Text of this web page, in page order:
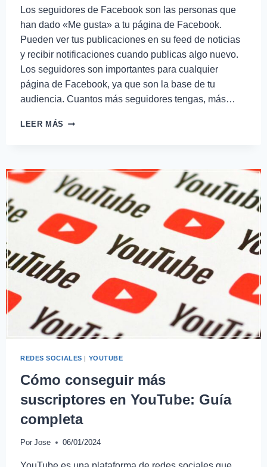
Los seguidores de Facebook son las personas que
han dado «Me gusta» a tu página de Facebook.
Pueden ver tus publicaciones en su feed de noticias
y recibir notificaciones cuando publicas algo nuevo.
Los seguidores son importantes para cualquier
página de Facebook, ya que son la base de tu
audiencia. Cuantos más seguidores tengas, más…
LEER MÁS
REDES SOCIALES | YOUTUBE
Cómo conseguir más
suscriptores en YouTube: Guía
completa
Por Jose 06/01/2024